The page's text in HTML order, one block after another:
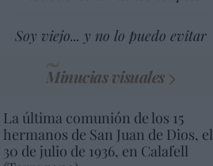
Soy viejo... y no lo puedo evitar
Minucias visuales
La última comunión de los 15
hermanos de San Juan de Dios, el
30 de julio de 1936, en Calafell